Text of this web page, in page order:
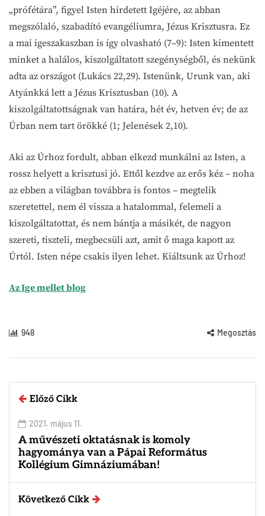
„prófétára”, figyel Isten hirdetett Igéjére, az abban
megszólaló, szabadító evangéliumra, Jézus Krisztusra. Ez
a mai igeszakaszban is így olvasható (7–9): Isten kimentett
minket a halálos, kiszolgáltatott szegénységből, és nekünk
adta az országot (Lukács 22,29). Istenünk, Urunk van, aki
Atyánkká lett a Jézus Krisztusban (10). A
kiszolgáltatottságnak van határa, hét év, hetven év; de az
Úrban nem tart örökké (1; Jelenések 2,10).
Aki az Úrhoz fordult, abban elkezd munkálni az Isten, a
rossz helyett a krisztusi jó. Ettől kezdve az erős kéz – noha
az ebben a világban továbbra is fontos – megtelik
szeretettel, nem él vissza a hatalommal, felemeli a
kiszolgáltatottat, és nem bántja a másikét, de nagyon
szereti, tiszteli, megbecsüli azt, amit ő maga kapott az
Úrtól. Isten népe csakis ilyen lehet. Kiáltsunk az Úrhoz!
Az Ige mellet blog
948 Megosztás
Előző Cikk
2021. május 11.
A művészeti oktatásnak is komoly
hagyománya van a Pápai Református
Kollégium Gimnáziumában!
Következő Cikk